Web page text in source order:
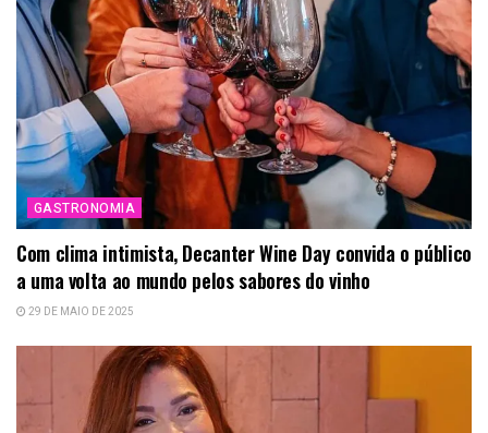
GASTRONOMIA
Com clima intimista, Decanter Wine Day convida o público
a uma volta ao mundo pelos sabores do vinho
29 DE MAIO DE 2025